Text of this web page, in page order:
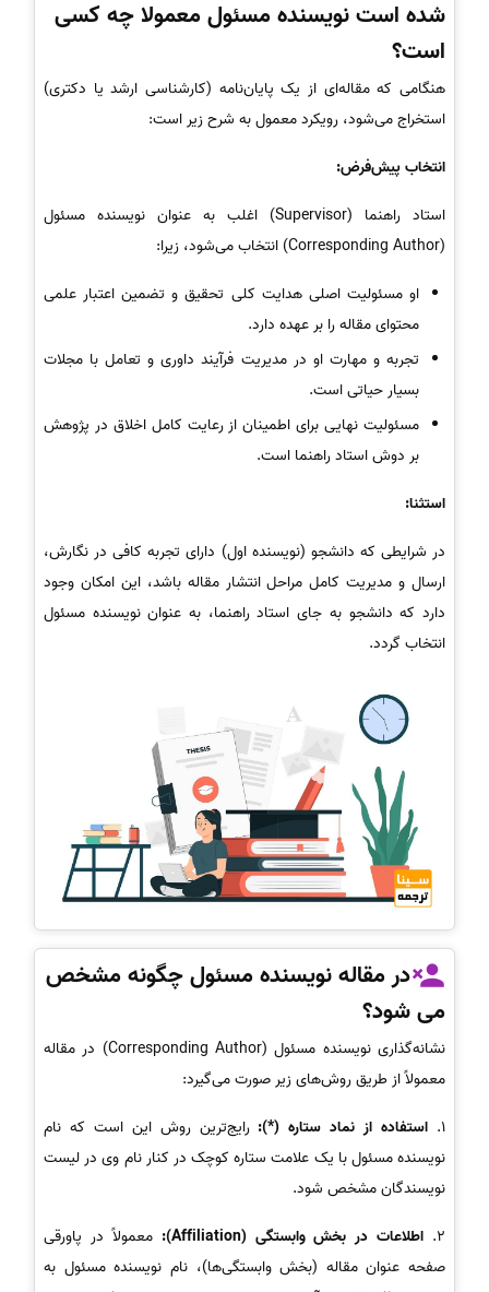
شده است نویسنده مسئول معمولا چه کسی
است؟
هنگامی که مقاله‌ای از یک پایان‌نامه (کارشناسی ارشد یا دکتری)
استخراج می‌شود، رویکرد معمول به شرح زیر است:
انتخاب پیش‌فرض:
استاد راهنما (Supervisor) اغلب به عنوان نویسنده مسئول
(Corresponding Author) انتخاب می‌شود، زیرا:
او مسئولیت اصلی هدایت کلی تحقیق و تضمین اعتبار علمی
محتوای مقاله را بر عهده دارد.
تجربه و مهارت او در مدیریت فرآیند داوری و تعامل با مجلات
بسیار حیاتی است.
مسئولیت نهایی برای اطمینان از رعایت کامل اخلاق در پژوهش
بر دوش استاد راهنما است.
استثنا:
در شرایطی که دانشجو (نویسنده اول) دارای تجربه کافی در نگارش،
ارسال و مدیریت کامل مراحل انتشار مقاله باشد، این امکان وجود
دارد که دانشجو به جای استاد راهنما، به عنوان نویسنده مسئول
انتخاب گردد.
در مقاله نویسنده مسئول چگونه مشخص
می شود؟
نشانه‌گذاری نویسنده مسئول (Corresponding Author) در مقاله
معمولاً از طریق روش‌های زیر صورت می‌گیرد:
1. استفاده از نماد ستاره (*): رایج‌ترین روش این است که نام
نویسنده مسئول با یک علامت ستاره کوچک در کنار نام وی در لیست
نویسندگان مشخص شود.
2. اطلاعات در بخش وابستگی (Affiliation):
معمولاً در پاورقی
صفحه عنوان مقاله (بخش وابستگی‌ها)، نام نویسنده مسئول به